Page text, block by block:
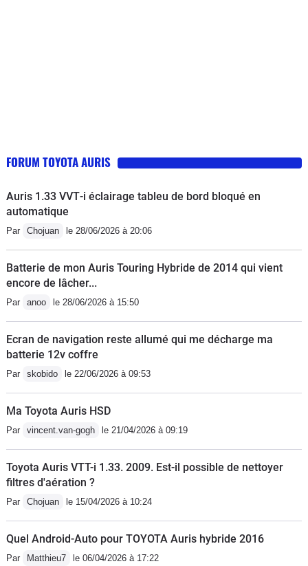
FORUM TOYOTA AURIS
Auris 1.33 VVT‑i éclairage tableu de bord bloqué en
automatique
Par Chojuan le 28/06/2026 à 20:06
Batterie de mon Auris Touring Hybride de 2014 qui vient
encore de lâcher...
Par anoo le 28/06/2026 à 15:50
Ecran de navigation reste allumé qui me décharge ma
batterie 12v coffre
Par skobido le 22/06/2026 à 09:53
Ma Toyota Auris HSD
Par vincent.van-gogh le 21/04/2026 à 09:19
Toyota Auris VTT-i 1.33. 2009. Est-il possible de nettoyer
filtres d'aération ?
Par Chojuan le 15/04/2026 à 10:24
Quel Android-Auto pour TOYOTA Auris hybride 2016
Par Matthieu7 le 06/04/2026 à 17:22